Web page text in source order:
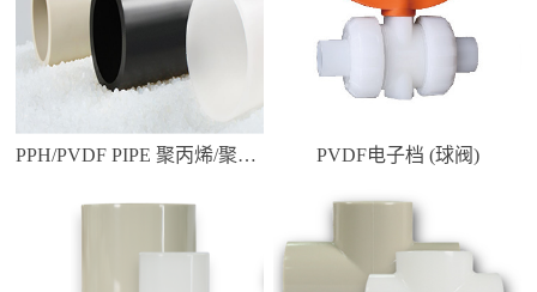
PPH/PVDF PIPE 聚丙烯/聚偏二氟乙烯管道 PVDF电子档 (球阀)